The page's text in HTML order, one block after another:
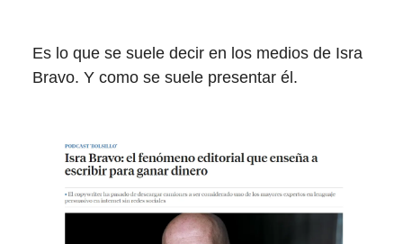
Es lo que se suele decir en los medios de Isra
Bravo. Y como se suele presentar él.